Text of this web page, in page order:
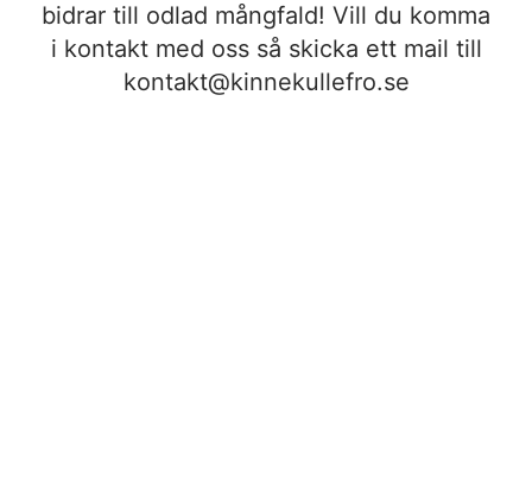
bidrar till odlad mångfald! Vill du komma
i kontakt med oss så skicka ett mail till
kontakt@kinnekullefro.se